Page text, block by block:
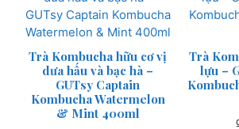
Trà Kombucha hữu cơ vị
dưa hấu và bạc hà –
GUTsy Captain
Kombucha Watermelon
& Mint 400ml
Trà
lựu –